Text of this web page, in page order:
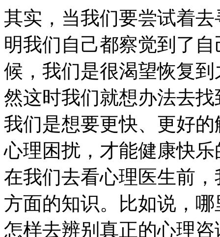
其实，当我们要尝试着
明我们自己都察觉到了
候，我们是很渴望恢复
然这时我们就想办法去
我们是想要更快、更好
心理困扰，才能健康快
在我们去看心理医生前
方面的知识。比如说，
怎样去辨别真正的心理